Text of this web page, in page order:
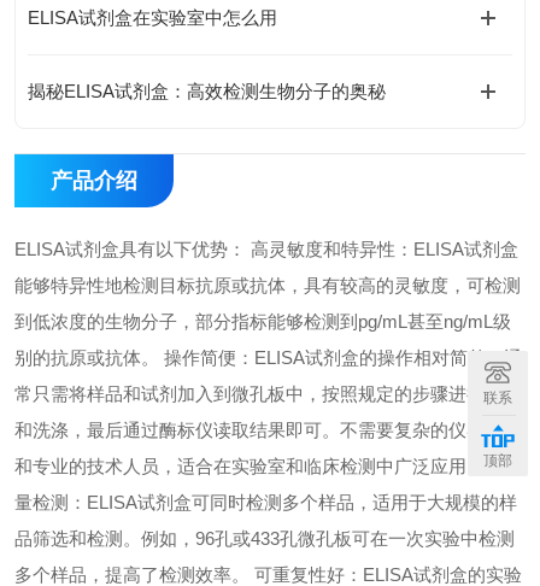
ELISA试剂盒在实验室中怎么用
揭秘ELISA试剂盒：高效检测生物分子的奥秘
产品介绍
ELISA试剂盒具有以下优势： 高灵敏度和特异性：ELISA试剂盒
能够特异性地检测目标抗原或抗体，具有较高的灵敏度，可检测
到低浓度的生物分子，部分指标能够检测到pg/mL甚至ng/mL级
别的抗原或抗体。 操作简便：ELISA试剂盒的操作相对简单，通
常只需将样品和试剂加入到微孔板中，按照规定的步骤进行孵育
和洗涤，最后通过酶标仪读取结果即可。不需要复杂的仪器设备
和专业的技术人员，适合在实验室和临床检测中广泛应用。 高通
量检测：ELISA试剂盒可同时检测多个样品，适用于大规模的样
品筛选和检测。例如，96孔或433孔微孔板可在一次实验中检测
多个样品，提高了检测效率。 可重复性好：ELISA试剂盒的实验
联系
顶部